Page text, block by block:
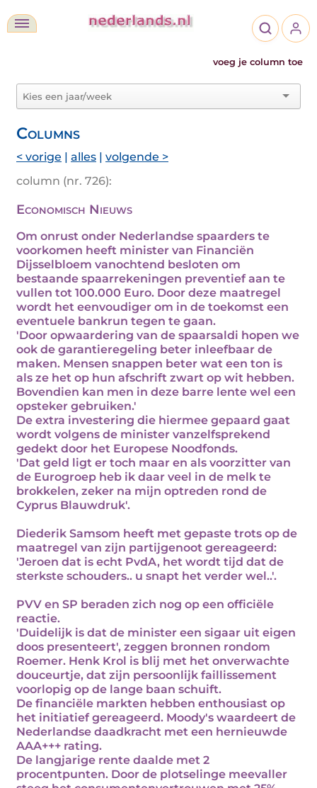
voeg je column toe
Columns
< vorige | alles | volgende >
column (nr. 726):
Economisch Nieuws
Om onrust onder Nederlandse spaarders te
voorkomen heeft minister van Financiën
Dijsselbloem vanochtend besloten om
bestaande spaarrekeningen preventief aan te
vullen tot 100.000 Euro. Door deze maatregel
wordt het eenvoudiger om in de toekomst een
eventuele bankrun tegen te gaan.
'Door opwaardering van de spaarsaldi hopen we
ook de garantieregeling beter inleefbaar de
maken. Mensen snappen beter wat een ton is
als ze het op hun afschrift zwart op wit hebben.
Bovendien kan men in deze barre lente wel een
opsteker gebruiken.'
De extra investering die hiermee gepaard gaat
wordt volgens de minister vanzelfsprekend
gedekt door het Europese Noodfonds.
'Dat geld ligt er toch maar en als voorzitter van
de Eurogroep heb ik daar veel in de melk te
brokkelen, zeker na mijn optreden rond de
Cyprus Blauwdruk'.
Diederik Samsom heeft met gepaste trots op de
maatregel van zijn partijgenoot gereageerd:
'Jeroen dat is echt PvdA, het wordt tijd dat de
sterkste schouders.. u snapt het verder wel..'.
PVV en SP beraden zich nog op een officiële
reactie.
'Duidelijk is dat de minister een sigaar uit eigen
doos presenteert', zeggen bronnen rondom
Roemer. Henk Krol is blij met het onverwachte
douceurtje, dat zijn persoonlijk faillissement
voorlopig op de lange baan schuift.
De financiële markten hebben enthousiast op
het initiatief gereageerd. Moody's waardeert de
Nederlandse daadkracht met een hernieuwde
AAA+++ rating.
De langjarige rente daalde met 2
procentpunten. Door de plotselinge meevaller